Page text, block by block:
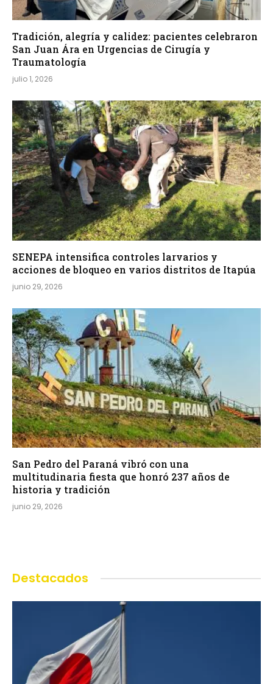
Tradición, alegría y calidez: pacientes celebraron
San Juan Ára en Urgencias de Cirugía y
Traumatología
julio 1, 2026
SENEPA intensifica controles larvarios y
acciones de bloqueo en varios distritos de Itapúa
junio 29, 2026
San Pedro del Paraná vibró con una
multitudinaria fiesta que honró 237 años de
historia y tradición
junio 29, 2026
Destacados